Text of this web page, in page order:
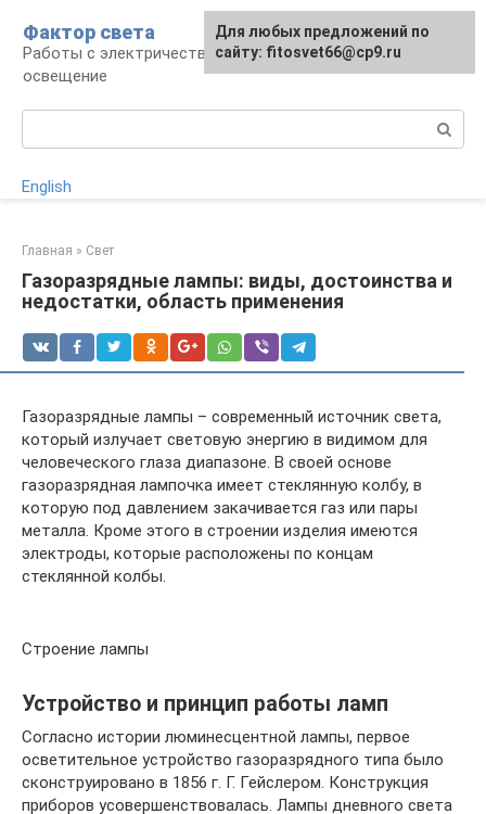
контенту
Фактор света
Работы с электричеством, электроприборы и
освещение
English
Главная » Свет
Газоразрядные лампы: виды, достоинства и
недостатки, область применения
Газоразрядные лампы – современный источник света,
который излучает световую энергию в видимом для
человеческого глаза диапазоне. В своей основе
газоразрядная лампочка имеет стеклянную колбу, в
которую под давлением закачивается газ или пары
металла. Кроме этого в строении изделия имеются
электроды, которые расположены по концам
стеклянной колбы.
Строение лампы
Устройство и принцип работы ламп
Согласно истории люминесцентной лампы, первое
осветительное устройство газоразрядного типа было
сконструировано в 1856 г. Г. Гейслером. Конструкция
приборов усовершенствовалась. Лампы дневного света
Для любых предложений по
сайту: fitosvet66@cp9.ru